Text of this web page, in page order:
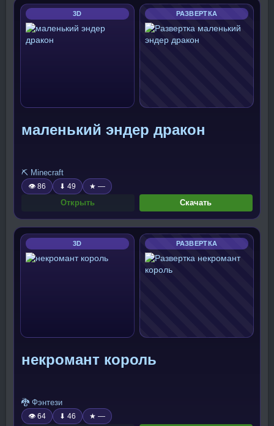
3D РАЗВЕРТКА
маленький эндер дракон
⛏️ Minecraft
👁 86 ⬇ 49 ★ —
Открыть Скачать
3D РАЗВЕРТКА
некромант король
🐉 Фэнтези
👁 64 ⬇ 46 ★ —